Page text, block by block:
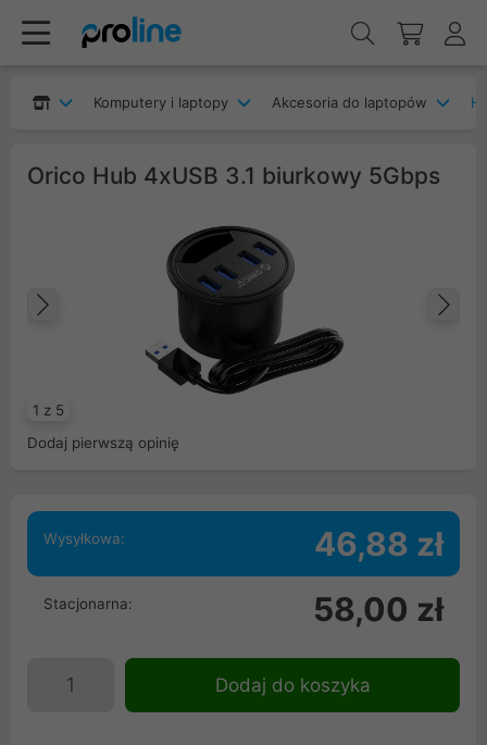
Komputery i laptopy Akcesoria do laptopów
Orico Hub 4xUSB 3.1 biurkowy 5Gbps
1 z 5
Poprzedni
Dodaj pierwszą opinię
Wysyłkowa: 46,88 zł
Stacjonarna: 58,00 zł
Dodaj do koszyka